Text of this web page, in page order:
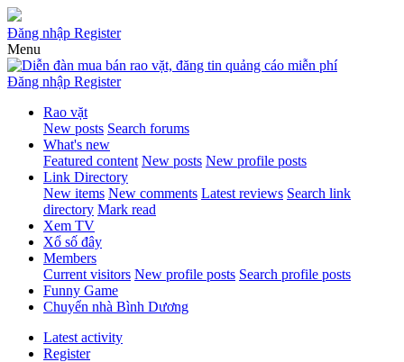
Đăng nhập Register
Menu
Đăng nhập Register
Rao vặt
New posts Search forums
What's new
Featured content New posts New profile posts
Link Directory
New items New comments Latest reviews Search link
directory Mark read
Xem TV
Xổ số đây
Members
Current visitors New profile posts Search profile posts
Funny Game
Chuyển nhà Bình Dương
Latest activity
Register